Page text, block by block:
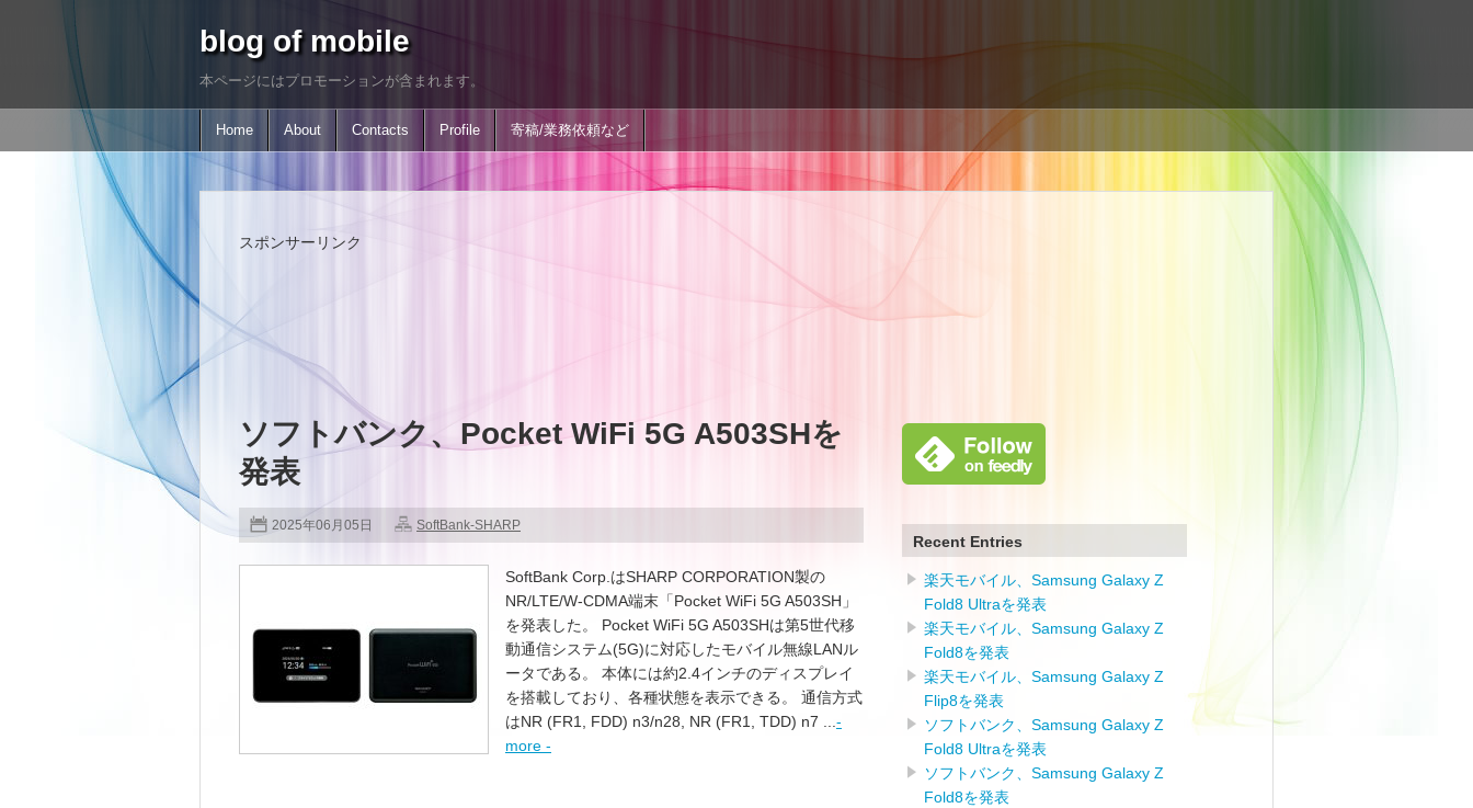
blog of mobile
本ページにはプロモーションが含まれます。
Home About Contacts Profile 寄稿/業務依頼など
スポンサーリンク
ソフトバンク、Pocket WiFi 5G A503SHを
発表
2025年06月05日 SoftBank-SHARP
SoftBank Corp.はSHARP CORPORATION製の
NR/LTE/W-CDMA端末「Pocket WiFi 5G A503SH」
を発表した。 Pocket WiFi 5G A503SHは第5世代移
動通信システム(5G)に対応したモバイル無線LANル
ータである。 本体には約2.4インチのディスプレイ
を搭載しており、各種状態を表示できる。 通信方式
はNR (FR1, FDD) n3/n28, NR (FR1, TDD) n7 ... -
more -
Recent Entries
楽天モバイル、Samsung Galaxy Z
Fold8 Ultraを発表
楽天モバイル、Samsung Galaxy Z
Fold8を発表
楽天モバイル、Samsung Galaxy Z
Flip8を発表
ソフトバンク、Samsung Galaxy Z
Fold8 Ultraを発表
ソフトバンク、Samsung Galaxy Z
Fold8を発表